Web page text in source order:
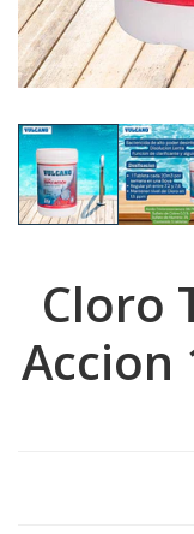
Cloro
Accion